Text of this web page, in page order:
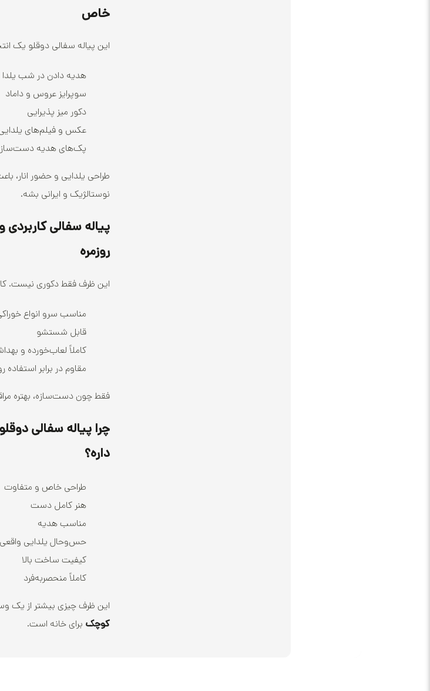
خاص
این پیاله سفالی دوقلو یک
هدیه دادن در شب یلدا
سوپرایز عروس و داماد
دکور میز پذیرایی
عکس و فیلم‌های یلدایی
پک‌های هدیه دست‌ساز
طراحی یلدایی و حضور انار،
نوستالژیک و ایرانی بشه.
پیاله سفالی کاربردی
روزمره
این ظرف فقط دکوری نیست.
مناسب سرو انواع
قابل شستشو
کاملاً لعاب‌خورده و
مقاوم در برابر استفاده
فقط چون دست‌سازه، بهتره
چرا پیاله سفالی
داره؟
طراحی خاص و متفاوت
هنر کامل دست
مناسب هدیه
حس‌وحال یلدایی واقعی
کیفیت ساخت بالا
کاملاً منحصر‌به‌فرد
این ظرف چیزی بیشتر از یک
کوچک برای خانه است.